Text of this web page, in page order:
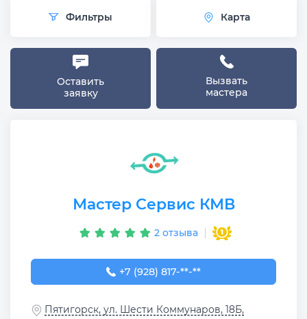
Фильтры Карта
Оставить
заявку
Вызвать
мастера
Мастер Сервис КМВ
2 отзыва
+7 (928) 817-49-81
+7 (928) 817-**-**
Пятигорск, ул. Шести Коммунаров, 18Б,